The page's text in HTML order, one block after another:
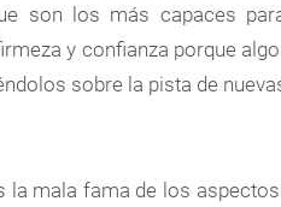
son los más capaces
y confianza porque
sobre la pista de
la mala fama de los